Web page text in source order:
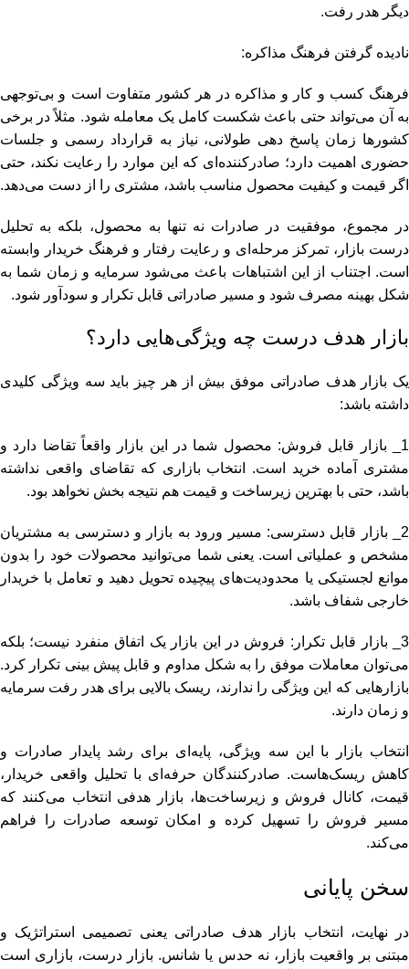
دیگر هدر رفت.
نادیده گرفتن فرهنگ مذاکره:
فرهنگ کسب‌ و کار و مذاکره در هر کشور متفاوت است و بی‌توجهی
به آن می‌تواند حتی باعث شکست کامل یک معامله شود. مثلاً در برخی
کشورها زمان پاسخ‌ دهی طولانی، نیاز به قرارداد رسمی و جلسات
حضوری اهمیت دارد؛ صادرکننده‌ای که این موارد را رعایت نکند، حتی
اگر قیمت و کیفیت محصول مناسب باشد، مشتری را از دست می‌دهد.
در مجموع، موفقیت در صادرات نه تنها به محصول، بلکه به تحلیل
درست بازار، تمرکز مرحله‌ای و رعایت رفتار و فرهنگ خریدار وابسته
است. اجتناب از این اشتباهات باعث می‌شود سرمایه و زمان شما به
شکل بهینه مصرف شود و مسیر صادراتی قابل تکرار و سودآور شود.
بازار هدف درست چه ویژگی‌هایی دارد؟
یک بازار هدف صادراتی موفق بیش از هر چیز باید سه ویژگی کلیدی
داشته باشد:
1_ بازار قابل فروش: محصول شما در این بازار واقعاً تقاضا دارد و
مشتری آماده خرید است. انتخاب بازاری که تقاضای واقعی نداشته
باشد، حتی با بهترین زیرساخت و قیمت هم نتیجه‌ بخش نخواهد بود.
2_ بازار قابل دسترسی: مسیر ورود به بازار و دسترسی به مشتریان
مشخص و عملیاتی است. یعنی شما می‌توانید محصولات خود را بدون
موانع لجستیکی یا محدودیت‌های پیچیده تحویل دهید و تعامل با خریدار
خارجی شفاف باشد.
3_ بازار قابل تکرار: فروش در این بازار یک اتفاق منفرد نیست؛ بلکه
می‌توان معاملات موفق را به شکل مداوم و قابل پیش‌ بینی تکرار کرد.
بازارهایی که این ویژگی را ندارند، ریسک بالایی برای هدر رفت سرمایه
و زمان دارند.
انتخاب بازار با این سه ویژگی، پایه‌ای برای رشد پایدار صادرات و
کاهش ریسک‌هاست. صادرکنندگان حرفه‌ای با تحلیل واقعی خریدار،
قیمت، کانال فروش و زیرساخت‌ها، بازار هدفی انتخاب می‌کنند که
مسیر فروش را تسهیل کرده و امکان توسعه صادرات را فراهم
می‌کند.
سخن پایانی
در نهایت، انتخاب بازار هدف صادراتی یعنی تصمیمی استراتژیک و
مبتنی بر واقعیت بازار، نه حدس یا شانس. بازار درست، بازاری است